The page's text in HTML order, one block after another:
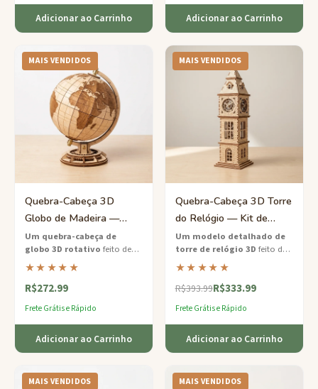
Adicionar ao Carrinho Adicionar ao Carrinho
MAIS VENDIDOS
Quebra-Cabeça 3D
Globo de Madeira —
Modelo Giratório da
Terra em Maple
Um quebra-cabeça de
globo 3D rotativo feito de
bordo sustentável que se
monta em um modelo
funcional da Terra giratório
★★★★★
R$272.99
Frete Grátis e Rápido
Adicionar ao Carrinho
MAIS VENDIDOS
Quebra-Cabeça 3D Torre
do Relógio — Kit de
Maquete Arquitetônica
Um modelo detalhado de
torre de relógio 3D feito de
madeira de balsa eco-
certificada que recompensa
construtores pacientes com
exibição arquitetônica.
★★★★★
R$393.99R$333.99
Frete Grátis e Rápido
Adicionar ao Carrinho
MAIS VENDIDOS MAIS VENDIDOS